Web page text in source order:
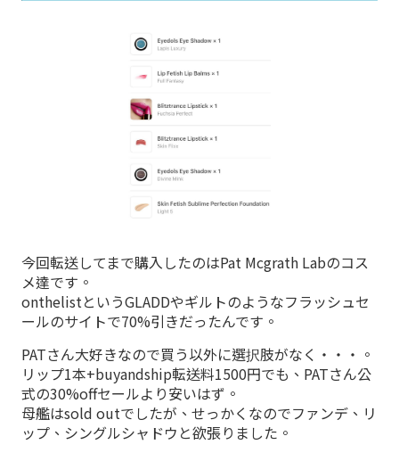
今回転送してまで購入したのはPat Mcgrath Labのコス
メ達です。
onthelistというGLADDやギルトのようなフラッシュセ
ールのサイトで70%引きだったんです。
PATさん大好きなので買う以外に選択肢がなく・・・。
リップ1本+buyandship転送料1500円でも、PATさん公
式の30%offセールより安いはず。
母艦はsold outでしたが、せっかくなのでファンデ、リ
ップ、シングルシャドウと欲張りました。